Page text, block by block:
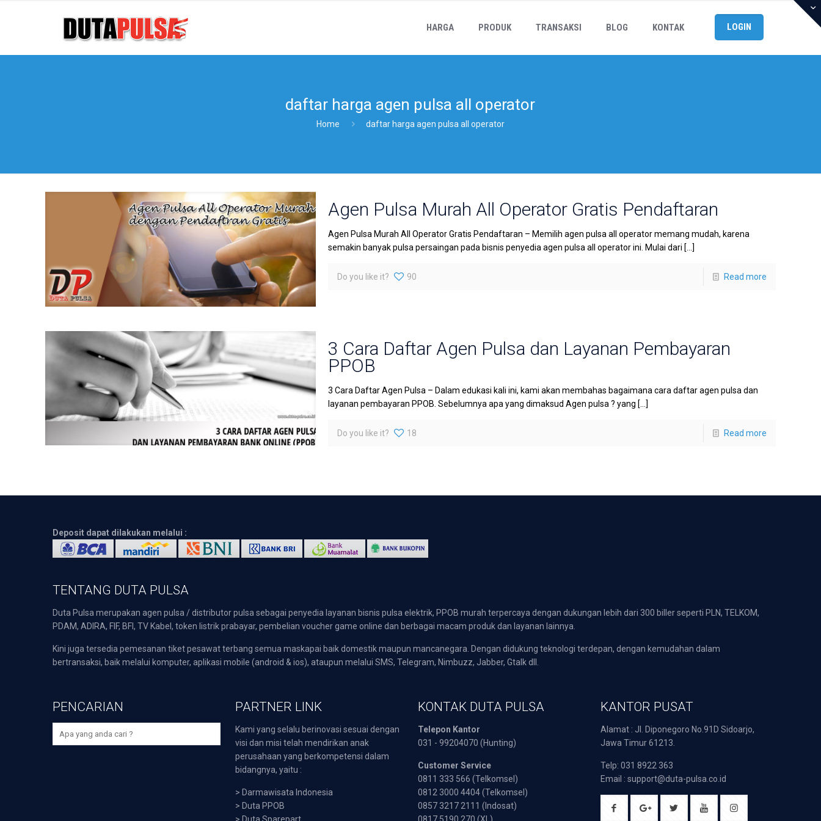
HARGA PRODUK TRANSAKSI BLOG KONTAK LOGIN
daftar harga agen pulsa all operator
Home daftar harga agen pulsa all operator
Agen Pulsa Murah All Operator Gratis Pendaftaran
Agen Pulsa Murah All Operator Gratis Pendaftaran – Memilih agen pulsa all operator memang mudah, karena
semakin banyak pulsa persaingan pada bisnis penyedia agen pulsa all operator ini. Mulai dari […]
Do you like it? 90 Read more
3 Cara Daftar Agen Pulsa dan Layanan Pembayaran
PPOB
3 Cara Daftar Agen Pulsa – Dalam edukasi kali ini, kami akan membahas bagaimana cara daftar agen pulsa dan
layanan pembayaran PPOB. Sebelumnya apa yang dimaksud Agen pulsa ? yang […]
Do you like it? 18 Read more
Deposit dapat dilakukan melalui :
TENTANG DUTA PULSA
Duta Pulsa merupakan agen pulsa / distributor pulsa sebagai penyedia layanan bisnis pulsa elektrik, PPOB murah terpercaya dengan dukungan lebih dari 300 biller seperti PLN, TELKOM,
PDAM, ADIRA, FIF, BFI, TV Kabel, token listrik prabayar, pembelian voucher game online dan berbagai macam produk dan layanan lainnya.
Kini juga tersedia pemesanan tiket pesawat terbang semua maskapai baik domestik maupun mancanegara. Dengan didukung teknologi terdepan, dengan kemudahan dalam
bertransaksi, baik melalui komputer, aplikasi mobile (android & ios), ataupun melalui SMS, Telegram, Nimbuzz, Jabber, Gtalk dll.
PENCARIAN PARTNER LINK
Kami yang selalu berinovasi sesuai dengan
visi dan misi telah mendirikan anak
perusahaan yang berkompetensi dalam
bidangnya, yaitu :
> Darmawisata Indonesia
> Duta PPOB
> Duta Sparepart
KONTAK DUTA PULSA
Telepon Kantor
031 - 99204070 (Hunting)
Customer Service
0811 333 566 (Telkomsel)
0812 3000 4404 (Telkomsel)
0857 3217 2111 (Indosat)
0817 5190 270 (XL)
KANTOR PUSAT
Alamat : Jl. Diponegoro No.91D Sidoarjo,
Jawa Timur 61213.
Telp: 031 8922 363
Email : support@duta-pulsa.co.id